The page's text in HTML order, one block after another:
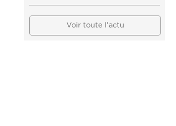
Voir toute l'actu